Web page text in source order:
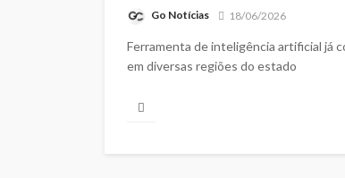
Go Notícias 18/06/2026
Ferramenta de inteligência artificial já
em diversas regiões do estado